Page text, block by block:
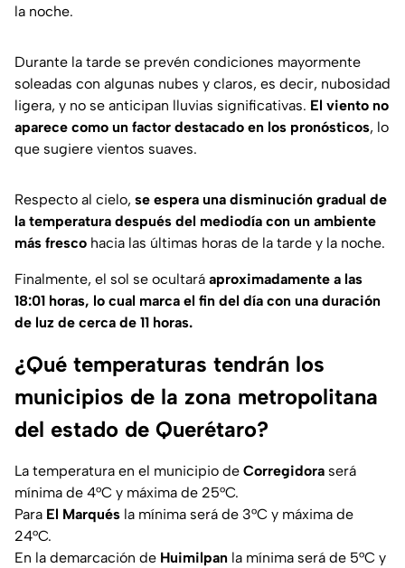
la noche.
Durante la tarde se prevén condiciones mayormente
soleadas con algunas nubes y claros, es decir, nubosidad
ligera, y no se anticipan lluvias significativas. El viento no
aparece como un factor destacado en los pronósticos, lo
que sugiere vientos suaves.
Respecto al cielo, se espera una disminución gradual de
la temperatura después del mediodía con un ambiente
más fresco hacia las últimas horas de la tarde y la noche.
Finalmente, el sol se ocultará aproximadamente a las
18:01 horas, lo cual marca el fin del día con una duración
de luz de cerca de 11 horas.
¿Qué temperaturas tendrán los
municipios de la zona metropolitana
del estado de Querétaro?
La temperatura en el municipio de Corregidora será
mínima de 4°C y máxima de 25°C.
Para El Marqués la mínima será de 3°C y máxima de
24°C.
En la demarcación de Huimilpan la mínima será de 5°C y